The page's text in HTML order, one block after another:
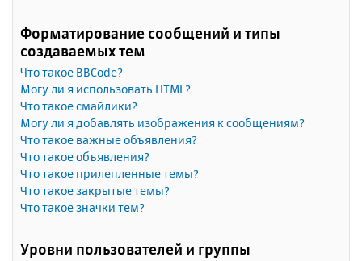
Форматирование сообщений и типы
создаваемых тем
Что такое BBCode?
Могу ли я использовать HTML?
Что такое смайлики?
Могу ли я добавлять изображения к сообщениям?
Что такое важные объявления?
Что такое объявления?
Что такое прилепленные темы?
Что такое закрытые темы?
Что такое значки тем?
Уровни пользователей и группы